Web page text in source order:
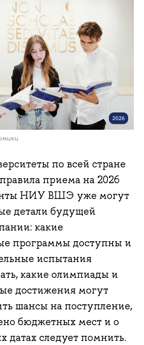
по всей стране
приема на 2026
НИУ ВШЭ уже могут
детали будущей
какие
программы доступны и
испытания
какие олимпиады и
достижения могут
шансы на поступление,
бюджетных мест и о
датах следует помнить.